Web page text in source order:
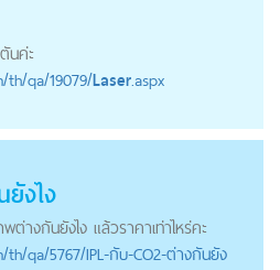
นค่ะ
/th/qa/19079/Laser.aspx
งไง
ต่างกันยังไง แล้วราคาเท่าไหร่คะ
/th/qa/5767/IPL-กับ-CO2-ต่างกันยัง